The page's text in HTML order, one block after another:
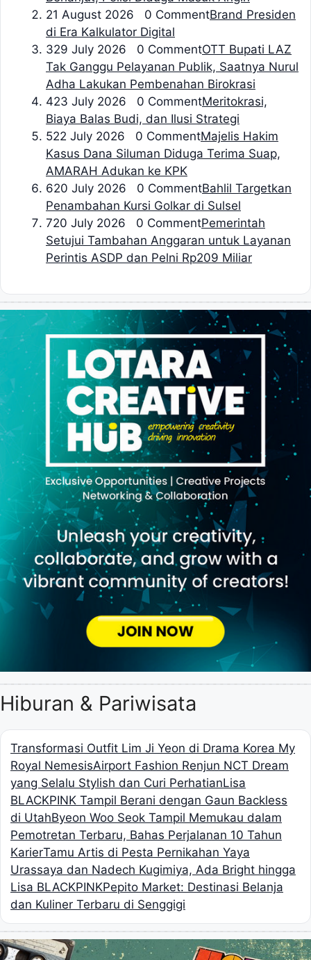
21 August 2026 0 CommentBrand Presiden
di Era Kalkulator Digital
329 July 2026 0 CommentOTT Bupati LAZ
Tak Ganggu Pelayanan Publik, Saatnya Nurul
Adha Lakukan Pembenahan Birokrasi
423 July 2026 0 CommentMeritokrasi,
Biaya Balas Budi, dan Ilusi Strategi
522 July 2026 0 CommentMajelis Hakim
Kasus Dana Siluman Diduga Terima Suap,
AMARAH Adukan ke KPK
620 July 2026 0 CommentBahlil Targetkan
Penambahan Kursi Golkar di Sulsel
720 July 2026 0 CommentPemerintah
Setujui Tambahan Anggaran untuk Layanan
Perintis ASDP dan Pelni Rp209 Miliar
Hiburan & Pariwisata
Transformasi Outfit Lim Ji Yeon di Drama Korea My
Royal NemesisAirport Fashion Renjun NCT Dream
yang Selalu Stylish dan Curi PerhatianLisa
BLACKPINK Tampil Berani dengan Gaun Backless
di UtahByeon Woo Seok Tampil Memukau dalam
Pemotretan Terbaru, Bahas Perjalanan 10 Tahun
KarierTamu Artis di Pesta Pernikahan Yaya
Urassaya dan Nadech Kugimiya, Ada Bright hingga
Lisa BLACKPINKPepito Market: Destinasi Belanja
dan Kuliner Terbaru di Senggigi